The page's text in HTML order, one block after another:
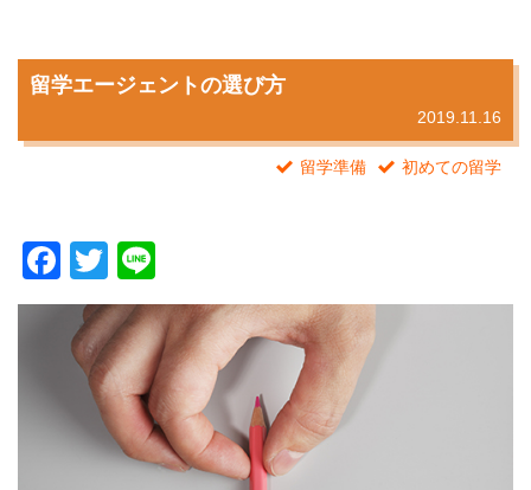
留学エージェントの選び方
2019.11.16
留学準備 初めての留学
F
a
c
e
b
o
T
wi
tt
er
n
e